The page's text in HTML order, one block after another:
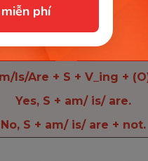
phíV_ing + (O)
he/ it + is + not + V_ing
(O)
Is/Are + S + V_ing +
Yes, S + am/ is/ are.
No, S + am/ is/ are + not.